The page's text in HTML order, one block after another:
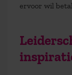
ervoor wil